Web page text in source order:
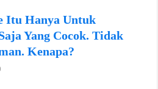
Itu Hanya Untuk
Yang Cocok. Tidak
Kenapa?